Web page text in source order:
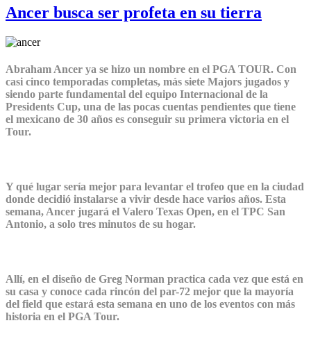
Ancer busca ser profeta en su tierra
Abraham Ancer ya se hizo un nombre en el PGA TOUR. Con
casi cinco temporadas completas, más siete Majors jugados y
siendo parte fundamental del equipo Internacional de la
Presidents Cup, una de las pocas cuentas pendientes que tiene
el mexicano de 30 años es conseguir su primera victoria en el
Tour.
Y qué lugar sería mejor para levantar el trofeo que en la ciudad
donde decidió instalarse a vivir desde hace varios años. Esta
semana, Ancer jugará el Valero Texas Open, en el TPC San
Antonio, a solo tres minutos de su hogar.
Allí, en el diseño de Greg Norman practica cada vez que está en
su casa y conoce cada rincón del par-72 mejor que la mayoría
del field que estará esta semana en uno de los eventos con más
historia en el PGA Tour.